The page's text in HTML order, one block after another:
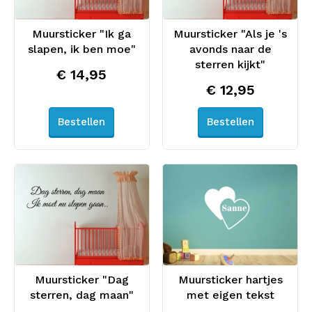
Muursticker "Ik ga
slapen, ik ben moe"
€ 14,95
Bestellen
Muursticker "Als je 's
avonds naar de
sterren kijkt"
€ 12,95
Bestellen
Muursticker "Dag
sterren, dag maan"
Muursticker hartjes
met eigen tekst